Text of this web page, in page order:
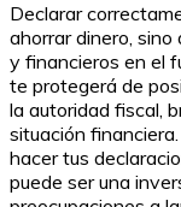
Declarar
ahorrar dinero,
y financieros en el
te protegerá de
la autoridad fiscal,
situación
hacer tus
puede ser una